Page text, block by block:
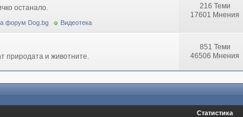
останало.
форум Dog.bg Видеотека
216 Теми
17601 Мнения
природата и животните.
851 Теми
46506 Мнения
Статистика